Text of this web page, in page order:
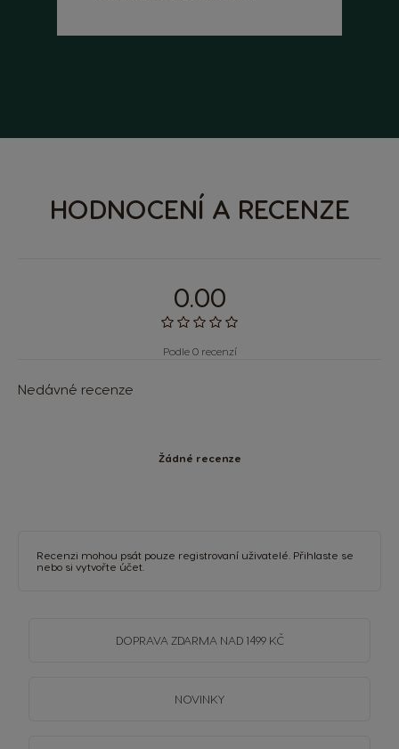
HODNOCENÍ A RECENZE
0.00
Podle 0 recenzí
Nedávné recenze
Žádné recenze
Recenzi mohou psát pouze registrovaní uživatelé. Přihlaste se
nebo si vytvořte účet
DOPRAVA ZDARMA NAD 1499 KČ
NOVINKY